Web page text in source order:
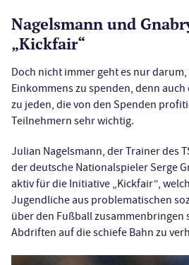
Nagelsmann und
„Kickfair“
Doch nicht immer geht es nur
Einkommens zu spenden, denn
zu jeden, die von den Spenden
Teilnehmern sehr wichtig.
Julian Nagelsmann, der Trainer des
der deutsche Nationalspieler Serge
aktiv für die Initiative „Kickfair“,
Jugendliche aus problematischen
über den Fußball zusammenbringen
Abdriften auf die schiefe Bahn zu